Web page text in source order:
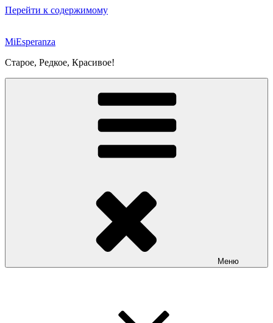
Перейти к содержимому
MiEsperanza
Старое, Редкое, Красивое!
Меню